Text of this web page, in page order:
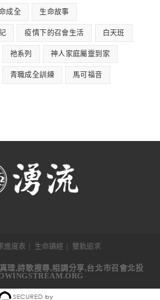
成全 生命故事
疫情下的召會生活 白天班
祂系列 神人家庭屬靈到家
青職成全訓練 馬可福音
進度表 生命讀經 雙軌追求
理,詩歌搜尋,相調分享,台北市召會北投